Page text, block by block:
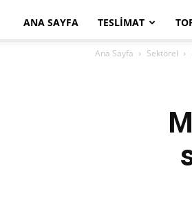
ANA SAYFA TESLIMAT
Ana Sayfa Sektörel